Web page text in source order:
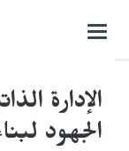
التحكم
الإدارة
الجهود